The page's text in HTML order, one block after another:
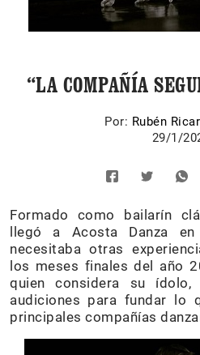
“LA COMPAÑÍA
Por: Rubén
29/1/
Formado como bailarín
llegó a Acosta Danza
necesitaba otras
los meses finales del año
quien considera su ídolo,
audiciones para fundar lo
principales compañías